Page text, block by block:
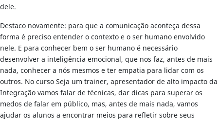
dele.
Destaco novamente: para que a comunicação aconteça dessa
forma é preciso entender o contexto e o ser humano envolvido
nele. E para conhecer bem o ser humano é necessário
desenvolver a inteligência emocional, que nos faz, antes de mais
nada, conhecer a nós mesmos e ter empatia para lidar com os
outros. No curso Seja um trainer, apresentador de alto impacto da
Integração vamos falar de técnicas, dar dicas para superar os
medos de falar em público, mas, antes de mais nada, vamos
ajudar os alunos a encontrar meios para refletir sobre seus